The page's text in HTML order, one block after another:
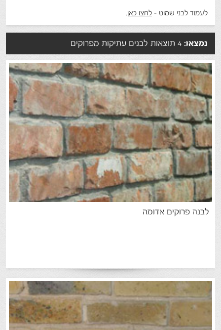
לעמוד לבני שמוט - לחצו כאן.
נמצאו:
לבנה פרוקים אדומה